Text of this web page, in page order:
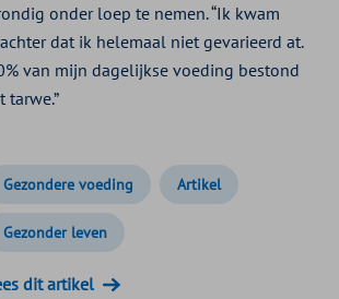
onder loep te nemen. “Ik kwam
dat ik helemaal niet gevarieerd at.
van mijn dagelijkse voeding bestond
tarwe.”
Gezondere voeding Artikel
Gezonder leven
dit artikel